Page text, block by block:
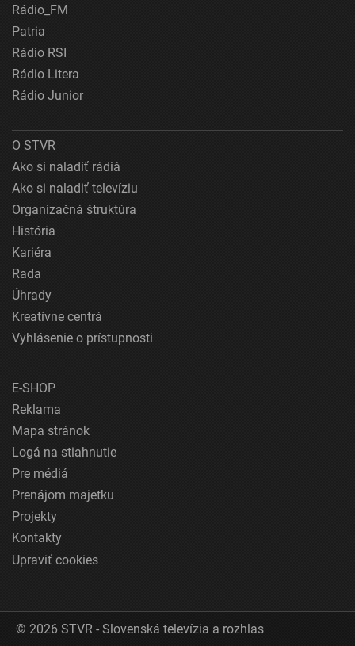
Rádio_FM
Patria
Rádio RSI
Rádio Litera
Rádio Junior
O STVR
Ako si naladiť rádiá
Ako si naladiť televíziu
Organizačná štruktúra
História
Kariéra
Rada
Úhrady
Kreatívne centrá
Vyhlásenie o prístupnosti
E-SHOP
Reklama
Mapa stránok
Logá na stiahnutie
Pre médiá
Prenájom majetku
Projekty
Kontakty
Upraviť cookies
© 2026 STVR - Slovenská televízia a rozhlas